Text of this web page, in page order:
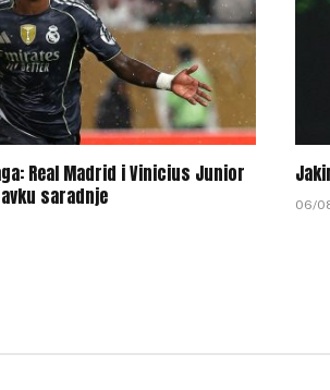
Real Madrid i Vinicius Junior
saradnje
06/